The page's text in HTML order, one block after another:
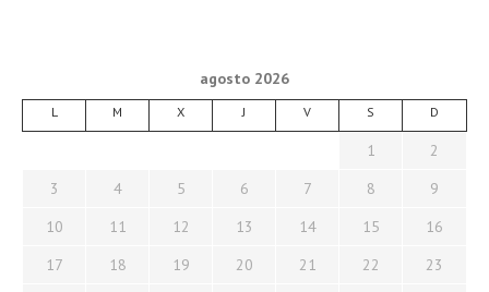
agosto 2026
L M X J V S D
1
2
3
4 5 6 7 8
9
10
11 12 13 14 15
16
17
18 19 20 21 22
23